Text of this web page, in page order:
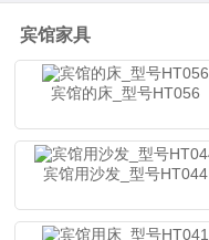
宾馆家具
宾馆的床_型号HT056
宾馆用沙发_型号HT044